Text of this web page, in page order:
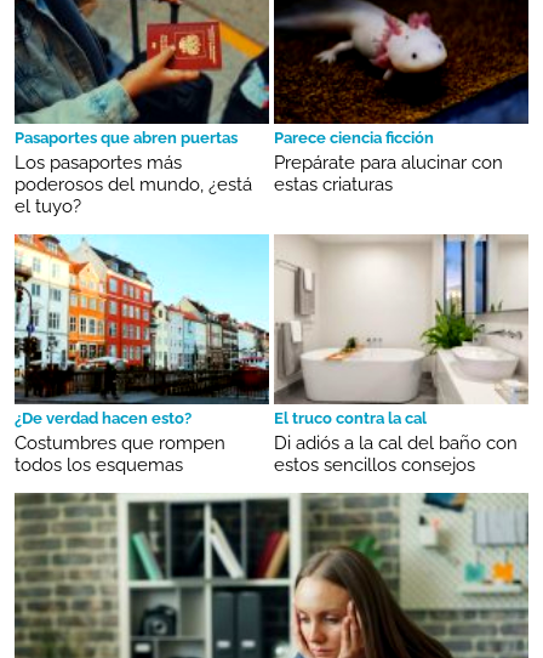
Pasaportes que abren puertas
Los pasaportes más
poderosos del mundo, ¿está
el tuyo?
Parece ciencia ficción
Prepárate para alucinar con
estas criaturas
¿De verdad hacen esto?
Costumbres que rompen
todos los esquemas
El truco contra la cal
Di adiós a la cal del baño con
estos sencillos consejos